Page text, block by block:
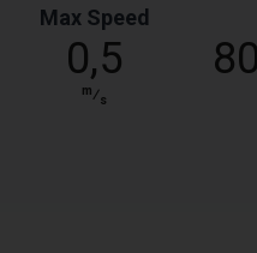
Max Speed
0,5
m⁄s